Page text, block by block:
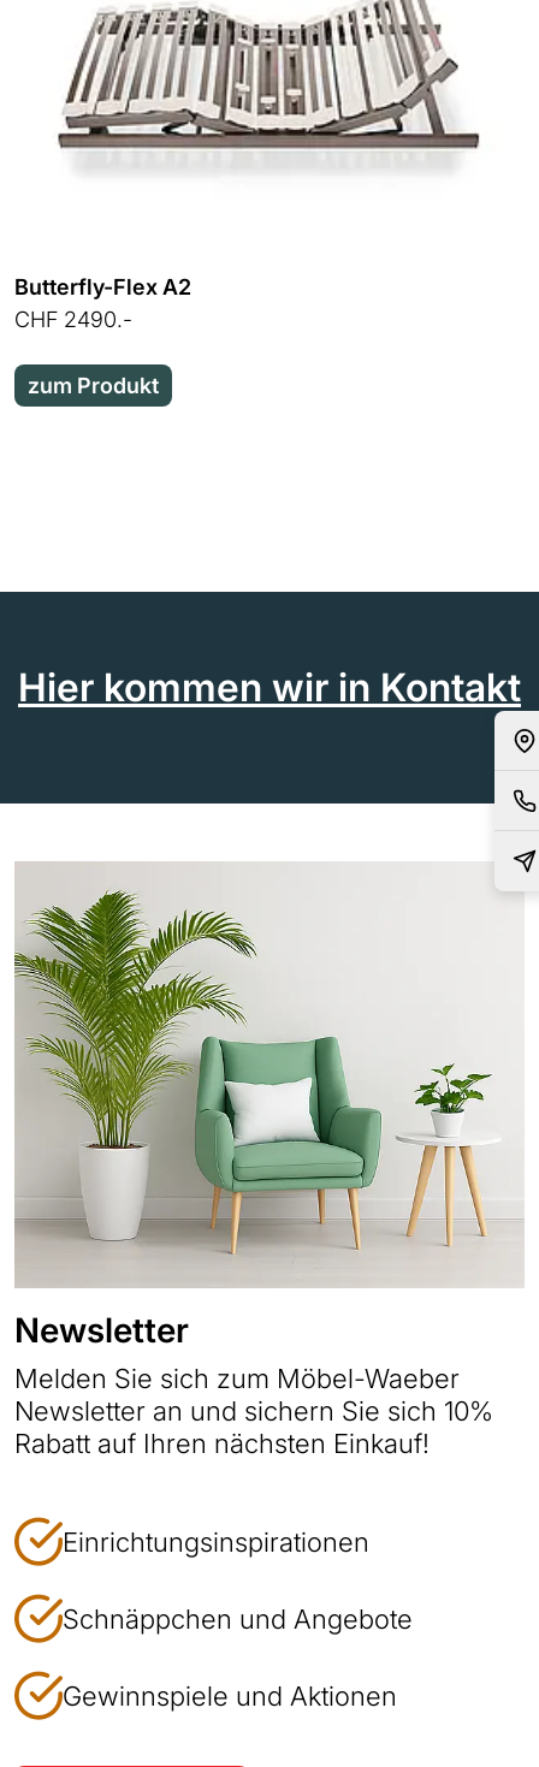
Butterfly-Flex A2
CHF 2490.-
zum Produkt
Hier kommen wir in Kontakt
Newsletter
Melden Sie sich zum Möbel-Waeber
Newsletter an und sichern Sie sich 10%
Rabatt auf Ihren nächsten Einkauf!
Einrichtungsinspirationen
Schnäppchen und Angebote
Gewinnspiele und Aktionen